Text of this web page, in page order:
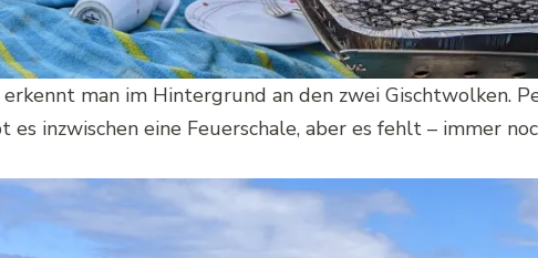
man im Hintergrund an den zwei Gischtwolken.
inzwischen eine Feuerschale, aber es fehlt – immer